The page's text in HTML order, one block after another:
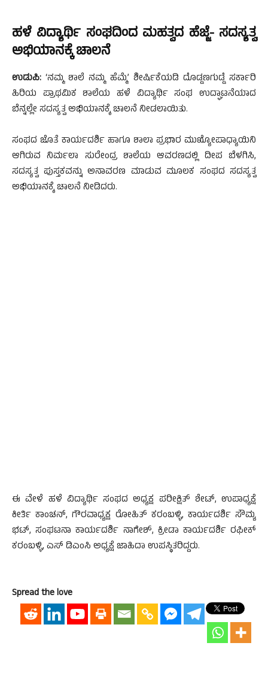
ಹಳೆ ವಿದ್ಯಾರ್ಥಿ ಸಂಘದಿಂದ ಮಹತ್ವದ ಹೆಜ್ಜೆ- ಸದಸ್ಯತ್ವ
ಅಭಿಯಾನಕ್ಕೆ ಚಾಲನೆ
ಉಡುಪಿ: ‘ನಮ್ಮ ಶಾಲೆ ನಮ್ಮ ಹೆಮ್ಮೆ’ ಶೀರ್ಷಿಕೆಯಡಿ ದೊಡ್ಡಣಗುಡ್ಡೆ ಸರ್ಕಾರಿ
ಹಿರಿಯ ಪ್ರಾಥಮಿಕ ಶಾಲೆಯ ಹಳೆ ವಿದ್ಯಾರ್ಥಿ ಸಂಘ ಉದ್ಘಾಟನೆಯಾದ
ಬೆನ್ನಲ್ಲೇ ಸದಸ್ಯತ್ವ ಅಭಿಯಾನಕ್ಕೆ ಚಾಲನೆ ನೀಡಲಾಯಿತು.
ಸಂಘದ ಜೊತೆ ಕಾರ್ಯದರ್ಶಿ ಹಾಗೂ ಶಾಲಾ ಪ್ರಭಾರ ಮುಖ್ಯೋಪಾಧ್ಯಾಯಿನಿ
ಆಗಿರುವ ನಿರ್ಮಲಾ ಸುರೇಂದ್ರ ಶಾಲೆಯ ಆವರಣದಲ್ಲಿ ದೀಪ ಬೆಳಗಿಸಿ,
ಸದಸ್ಯತ್ವ ಪುಸ್ತಕವನ್ನು ಅನಾವರಣ ಮಾಡುವ ಮೂಲಕ ಸಂಘದ ಸದಸ್ಯತ್ವ
ಅಭಿಯಾನಕ್ಕೆ ಚಾಲನೆ ನೀಡಿದರು.
ಈ ವೇಳೆ ಹಳೆ ವಿದ್ಯಾರ್ಥಿ ಸಂಘದ ಅಧ್ಯಕ್ಷ ಪರೀಕ್ಷಿತ್ ಶೇಟ್, ಉಪಾಧ್ಯಕ್ಷೆ
ಕೀರ್ತಿ ಕಾಂಚನ್, ಗೌರವಾಧ್ಯಕ್ಷ ರೋಹಿತ್ ಕರಂಬಳ್ಳಿ, ಕಾರ್ಯದರ್ಶಿ ಸೌಮ್ಯ
ಭಟ್, ಸಂಘಟನಾ ಕಾರ್ಯದರ್ಶಿ ನಾಗೇಶ್, ಕ್ರೀಡಾ ಕಾರ್ಯದರ್ಶಿ ರಫೀಕ್
ಕರಂಬಳ್ಳಿ, ಎಸ್ ಡಿಎಂಸಿ ಅಧ್ಯಕ್ಷೆ ಜಾಹಿದಾ ಉಪಸ್ಥಿತರಿದ್ದರು.
Spread the love